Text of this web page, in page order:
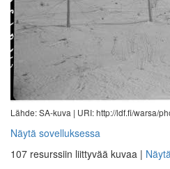
Lähde: SA-kuva | URI: http://ldf.fi/warsa/
Näytä sovelluksessa
107 resurssiin liittyvää kuvaa |